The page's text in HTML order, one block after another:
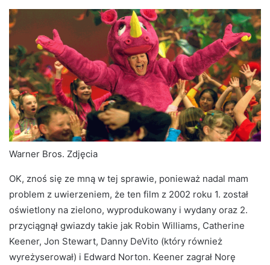
Warner Bros. Zdjęcia
OK, znoś się ze mną w tej sprawie, ponieważ nadal mam
problem z uwierzeniem, że ten film z 2002 roku 1. został
oświetlony na zielono, wyprodukowany i wydany oraz 2.
przyciągnął gwiazdy takie jak Robin Williams, Catherine
Keener, Jon Stewart, Danny DeVito (który również
wyreżyserował) i Edward Norton. Keener zagrał Norę